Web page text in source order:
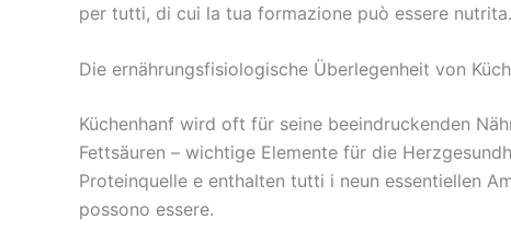
per tutti, di cui la tua formazione può essere nutrita.
Die ernährungsfisiologische Überlegenheit von
Küchenhanf wird oft für seine beeindruckenden
Fettsäuren – wichtige Elemente für die
Proteinquelle e enthalten tutti i neun essentiellen
possono essere.